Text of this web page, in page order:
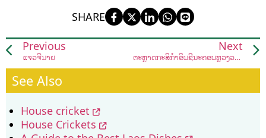
SHARE
Previous
ແຈ່ວຈີ່ນາຍ
Next
ຕະຫຼາດກະສິກຳອິນຊີນະຄອນຫຼວງວຽງຈັນ
See Also
House cricket
House Crickets